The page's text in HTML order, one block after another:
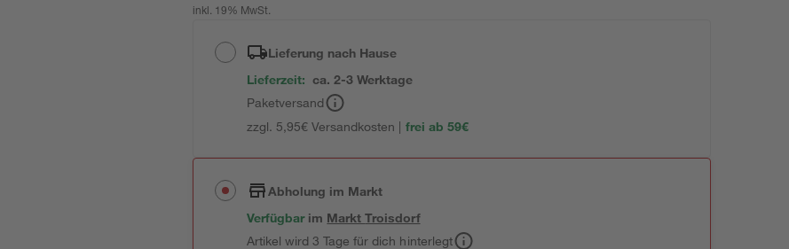
inkl. 19% MwSt.
Lieferung nach Hause
Lieferzeit: ca. 2-3 Werktage
Paketversand
zzgl. 5,95€ Versandkosten | frei ab 59€
Abholung im Markt
Verfügbar im MarktTroisdorf
Artikel wird 3 Tage für dich hinterlegt